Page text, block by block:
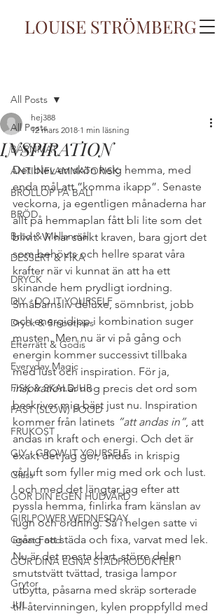
LOUISE STRÖMBERG
All Posts
BARNMAT
ANTIINFLAMMATORISK
BRÖLLOP PÅ BALI
BRÖD
Bröd & Mellanmål
DESSERT & FIKA
DRYCK
DIY - DO IT YOURSELF
Dryck & Smoothies
Efterrätt & Godis
Everyday Magic
FISK & SKALDJUR
FAST (SLOW) FOOD
FRUKOST
GIY - GROW IT YOURSELF
Glass
GÖR DIN EGEN HUDVÅRD
GIRLPOWER WEDNESDAY
Great Food
GÖR DINA EGNA STÄDPRODUKTER
Grytor
JUL
All Posts
INSPIRATION
hej388
12 mars 2018 1 min läsning
Det blev en skön helg hemma, med
enda mål att ”komma ikapp”. Senaste
veckorna, ja egentligen månaderna har
allt på hemmaplan fått bli lite som det
blivit. Vi har sänkt kraven, bara gjort det
som behövts och hellre sparat våra
krafter när vi kunnat än att ha ett
skinande hem prydligt iordning.
Småbarnsliv deluxe, sömnbrist, jobb
och energidipp i kombination suger
musten. Men nu är vi på gång och
energin kommer successivt tillbaka
med lust och inspiration. För ja,
inspiration är nog precis det ord som
beskriver mig bäst just nu. Inspiration
kommer från latinets ”att andas in”, att
andas in kraft och energi. Och det är
exakt det jag gör, andas in krispig
vårluft som fyller mig med ork och lust.
I och med det längtar jag efter att
pyssla hemma, finlirka fram känslan av
lugn och ordning. Så i helgen satte vi
igång att städa och fixa, varvat med lek.
Nu är det mesta klart, större delen
smutstvätt tvättad, trasiga lampor
utbytta, påsarna med skräp sorterade
till återvinningen, kylen proppfylld med